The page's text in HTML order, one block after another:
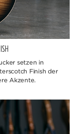
setzen in
Finish der
Akzente.